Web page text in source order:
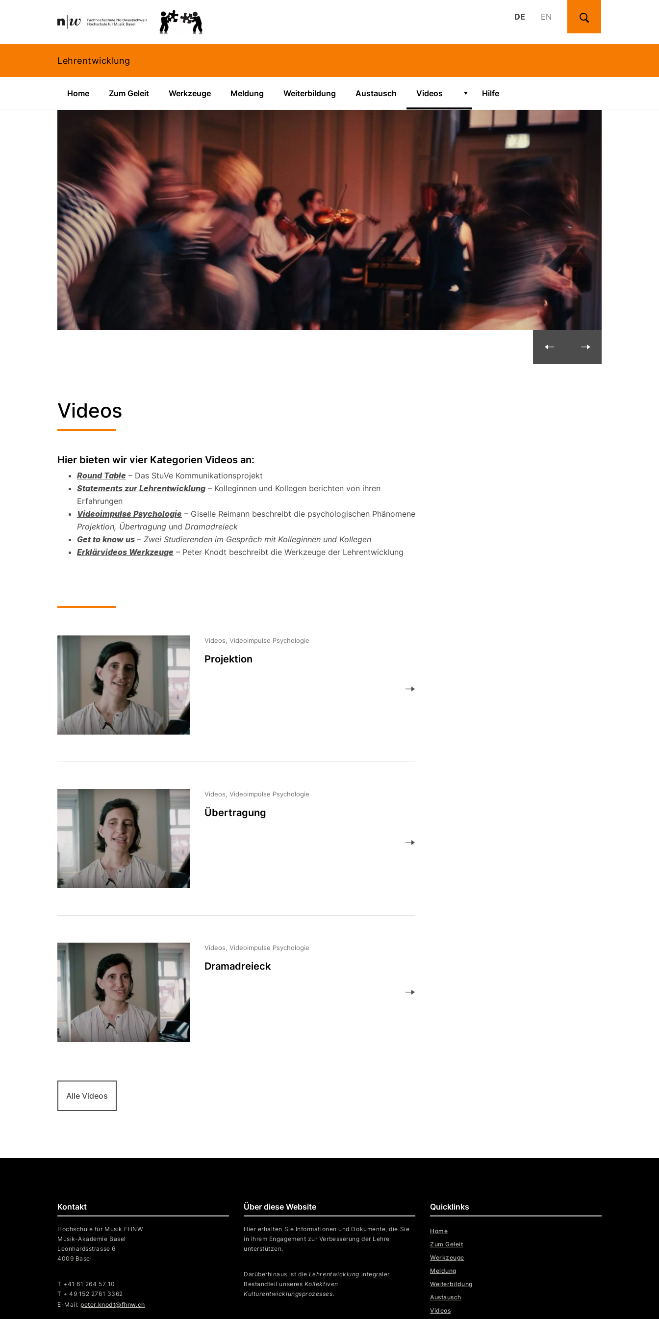
Navigation DE
EN
Lehrentwicklung
Home Zum Geleit Werkzeuge Meldung Weiterbildung Austausch Videos (Aktiv)
Zeige Untermenü für "Videos"
Hilfe
Videos
Hier bieten wir vier Kategorien Videos an:
Round Table – Das StuVe Kommunikationsprojekt
Statements zur Lehrentwicklung – Kolleginnen und Kollegen berichten von ihren
Erfahrungen
Videoimpulse Psychologie – Giselle Reimann beschreibt die psychologischen Phänomene
Projektion, Übertragung und Dramadreieck
Get to know us – Zwei Studierenden im Gespräch mit Kolleginnen und Kollegen
Erklärvideos Werkzeuge – Peter Knodt beschreibt die Werkzeuge der Lehrentwicklung
Videos, Videoimpulse Psychologie
Projektion
Videos, Videoimpulse Psychologie
Übertragung
Videos, Videoimpulse Psychologie
Dramadreieck
Alle Videos
Kontakt
Hochschule für Musik FHNW
Musik-Akademie Basel
Leonhardsstrasse 6
4009 Basel
T +41 61 264 57 10
T + 49 152 2761 3362
E-Mail:peter.knodt@fhnw.ch
Über diese Website
Hier erhalten Sie Informationen und Dokumente, die Sie
in Ihrem Engagement zur Verbesserung der Lehre
unterstützen.
Darüberhinaus ist die Lehrentwicklung integraler
Bestandteil unseres Kollektiven
Kulturentwicklungsprozesses.
Quicklinks
Home
Zum Geleit
Werkzeuge
Meldung
Weiterbildung
Austausch
Videos